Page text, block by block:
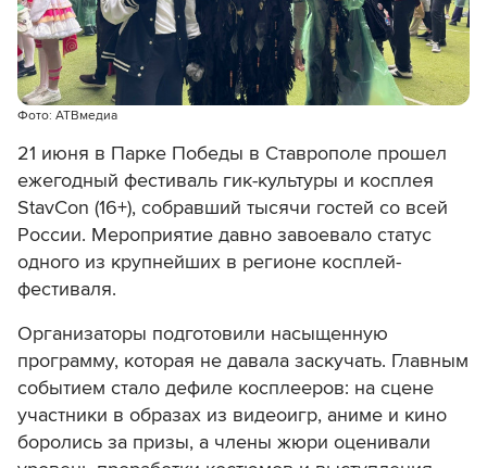
Фото: АТВмедиа
21 июня в Парке Победы в Ставрополе прошел
ежегодный фестиваль гик-культуры и косплея
StavCon (16+), собравший тысячи гостей со всей
России. Мероприятие давно завоевало статус
одного из крупнейших в регионе косплей-
фестиваля.
Организаторы подготовили насыщенную
программу, которая не давала заскучать. Главным
событием стало дефиле косплееров: на сцене
участники в образах из видеоигр, аниме и кино
боролись за призы, а члены жюри оценивали